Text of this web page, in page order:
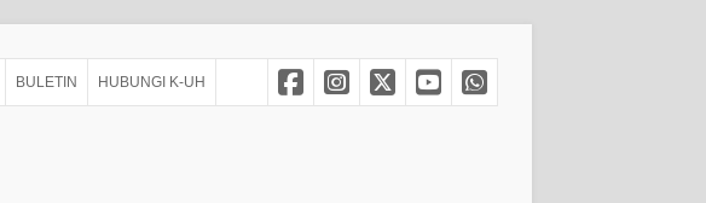
BULETIN HUBUNGI K-UH